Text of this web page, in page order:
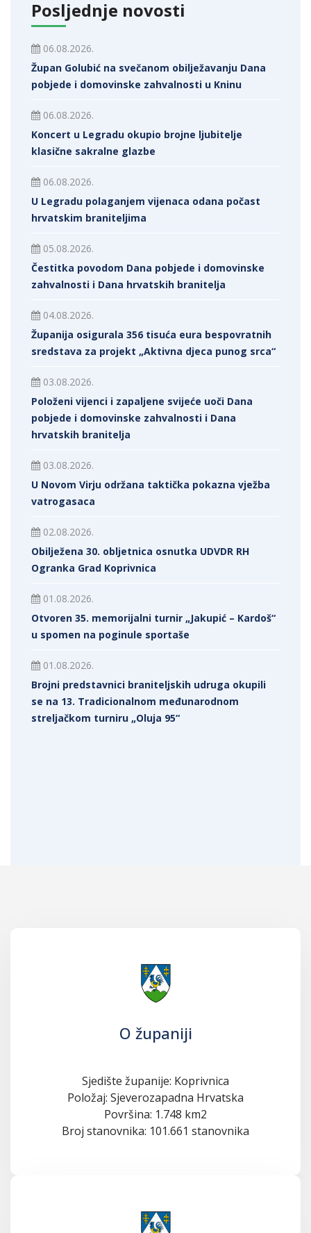
Posljednje novosti
06.08.2026.
Župan Golubić na svečanom obilježavanju Dana
pobjede i domovinske zahvalnosti u Kninu
06.08.2026.
Koncert u Legradu okupio brojne ljubitelje
klasične sakralne glazbe
06.08.2026.
U Legradu polaganjem vijenaca odana počast
hrvatskim braniteljima
05.08.2026.
Čestitka povodom Dana pobjede i domovinske
zahvalnosti i Dana hrvatskih branitelja
04.08.2026.
Županija osigurala 356 tisuća eura bespovratnih
sredstava za projekt „Aktivna djeca punog srca“
03.08.2026.
Položeni vijenci i zapaljene svijeće uoči Dana
pobjede i domovinske zahvalnosti i Dana
hrvatskih branitelja
03.08.2026.
U Novom Virju održana taktička pokazna vježba
vatrogasaca
02.08.2026.
Obilježena 30. obljetnica osnutka UDVDR RH
Ogranka Grad Koprivnica
01.08.2026.
Otvoren 35. memorijalni turnir „Jakupić – Kardoš“
u spomen na poginule sportaše
01.08.2026.
Brojni predstavnici braniteljskih udruga okupili
se na 13. Tradicionalnom međunarodnom
streljačkom turniru „Oluja 95“
O županiji
Sjedište županije: Koprivnica
Položaj: Sjeverozapadna Hrvatska
Površina: 1.748 km2
Broj stanovnika: 101.661 stanovnika